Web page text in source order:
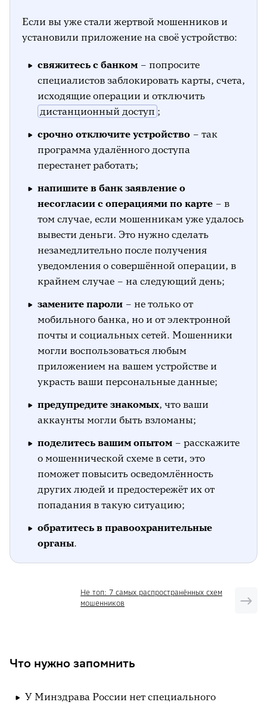
Если вы уже стали жертвой мошенников и
установили приложение на своё устройство:
свяжитесь с банком – попросите
специалистов заблокировать карты, счета,
исходящие операции и отключить
дистанционный доступ ;
срочно отключите устройство – так
программа удалённого доступа
перестанет работать;
напишите в банк заявление о
несогласии с операциями по карте – в
том случае, если мошенникам уже удалось
вывести деньги. Это нужно сделать
незамедлительно после получения
уведомления о совершённой операции, в
крайнем случае – на следующий день;
замените пароли – не только от
мобильного банка, но и от электронной
почты и социальных сетей. Мошенники
могли воспользоваться любым
приложением на вашем устройстве и
украсть ваши персональные данные;
предупредите знакомых, что ваши
аккаунты могли быть взломаны;
поделитесь вашим опытом – расскажите
о мошеннической схеме в сети, это
поможет повысить осведомлённость
других людей и предостережёт их от
попадания в такую ситуацию;
обратитесь в правоохранительные
органы.
Не топ: 7 самых распространённых схем
мошенников
Что нужно запомнить
У Минздрава России нет специального